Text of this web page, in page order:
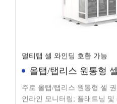
올탭/탭리스 원통형
주로 올탭/탭리스 원통형 셀
인라인 모니터링; 플래트닝
멀티탭 셀 권취 호환 가능(탭